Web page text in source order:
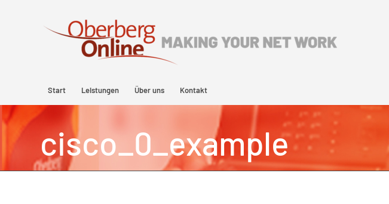
Start Leistungen Über uns Kontakt
cisco_0_example